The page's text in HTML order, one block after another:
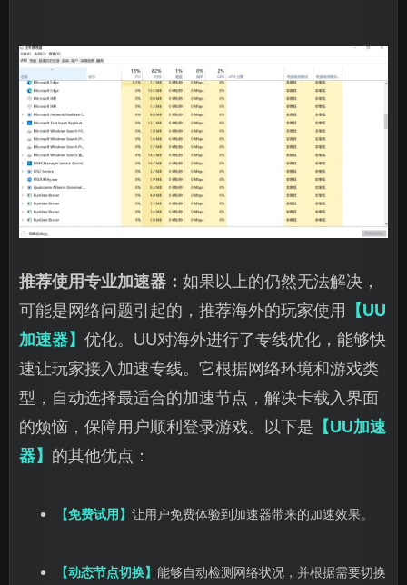
推荐使用专业加速器： 如果以上的仍然无法解决，
可能是网络问题引起的，推荐海外的玩家使用
【UU
加速器】 优化。UU对海外进行了专线优化，能够快
速让玩家接入加速专线。它根据网络环境和游戏类
型，自动选择最适合的加速节点，解决卡载入界面
的烦恼，保障用户顺利登录游戏。以下是 【UU加速
器】 的其他优点：
【免费试用】 让用户免费体验到加速器带来的加速效果。
【动态节点切换】 能够自动检测网络状况，并根据需要切换